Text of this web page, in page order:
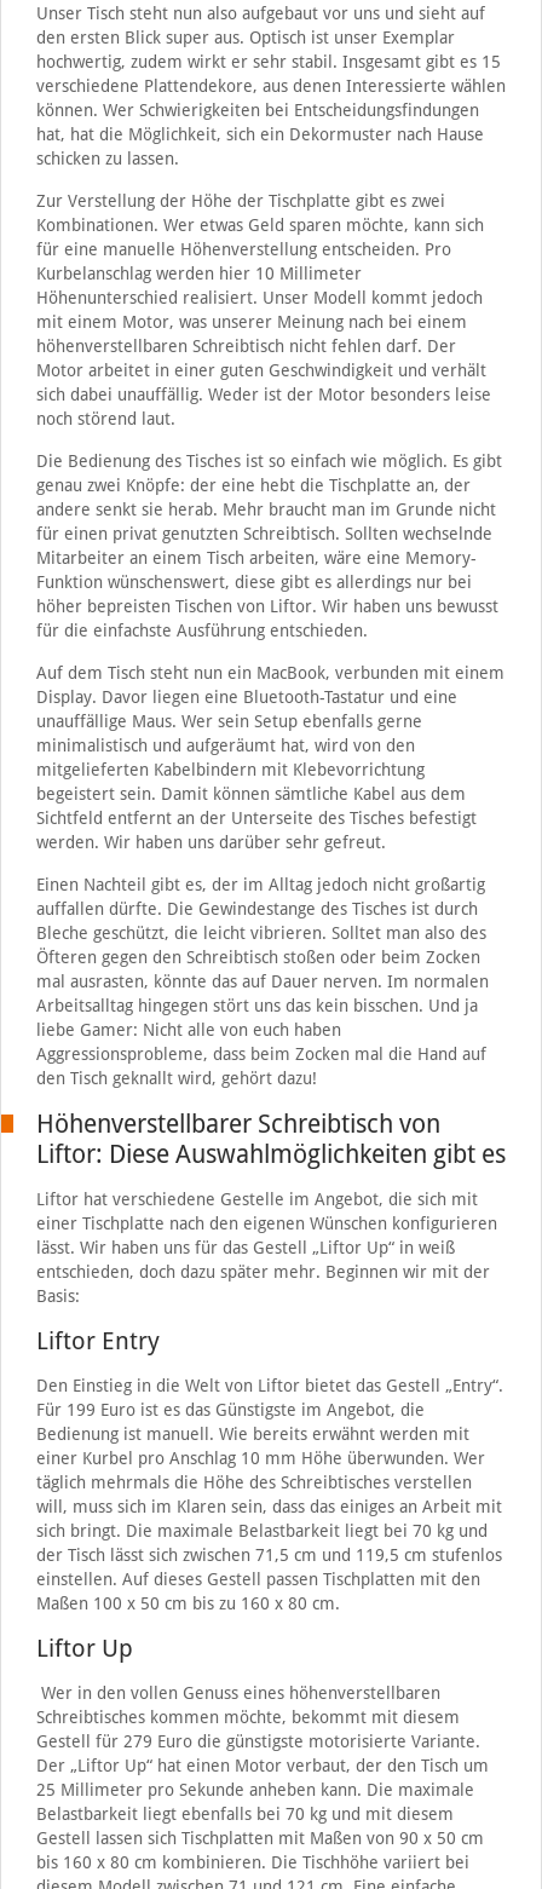
Unser Tisch steht nun also aufgebaut vor uns und sieht auf
den ersten Blick super aus. Optisch ist unser Exemplar
hochwertig, zudem wirkt er sehr stabil. Insgesamt gibt es 15
verschiedene Plattendekore, aus denen Interessierte wählen
können. Wer Schwierigkeiten bei Entscheidungsfindungen
hat, hat die Möglichkeit, sich ein Dekormuster nach Hause
schicken zu lassen.
Zur Verstellung der Höhe der Tischplatte gibt es zwei
Kombinationen. Wer etwas Geld sparen möchte, kann sich
für eine manuelle Höhenverstellung entscheiden. Pro
Kurbelanschlag werden hier 10 Millimeter
Höhenunterschied realisiert. Unser Modell kommt jedoch
mit einem Motor, was unserer Meinung nach bei einem
höhenverstellbaren Schreibtisch nicht fehlen darf. Der
Motor arbeitet in einer guten Geschwindigkeit und verhält
sich dabei unauffällig. Weder ist der Motor besonders leise
noch störend laut.
Die Bedienung des Tisches ist so einfach wie möglich. Es gibt
genau zwei Knöpfe: der eine hebt die Tischplatte an, der
andere senkt sie herab. Mehr braucht man im Grunde nicht
für einen privat genutzten Schreibtisch. Sollten wechselnde
Mitarbeiter an einem Tisch arbeiten, wäre eine Memory-
Funktion wünschenswert, diese gibt es allerdings nur bei
höher bepreisten Tischen von Liftor. Wir haben uns bewusst
für die einfachste Ausführung entschieden.
Auf dem Tisch steht nun ein MacBook, verbunden mit einem
Display. Davor liegen eine Bluetooth-Tastatur und eine
unauffällige Maus. Wer sein Setup ebenfalls gerne
minimalistisch und aufgeräumt hat, wird von den
mitgelieferten Kabelbindern mit Klebevorrichtung
begeistert sein. Damit können sämtliche Kabel aus dem
Sichtfeld entfernt an der Unterseite des Tisches befestigt
werden. Wir haben uns darüber sehr gefreut.
Einen Nachteil gibt es, der im Alltag jedoch nicht großartig
auffallen dürfte. Die Gewindestange des Tisches ist durch
Bleche geschützt, die leicht vibrieren. Solltet man also des
Öfteren gegen den Schreibtisch stoßen oder beim Zocken
mal ausrasten, könnte das auf Dauer nerven. Im normalen
Arbeitsalltag hingegen stört uns das kein bisschen. Und ja
liebe Gamer: Nicht alle von euch haben
Aggressionsprobleme, dass beim Zocken mal die Hand auf
den Tisch geknallt wird, gehört dazu!
Höhenverstellbarer Schreibtisch von
Liftor: Diese Auswahlmöglichkeiten gibt es
Liftor hat verschiedene Gestelle im Angebot, die sich mit
einer Tischplatte nach den eigenen Wünschen konfigurieren
lässt. Wir haben uns für das Gestell „Liftor Up“ in weiß
entschieden, doch dazu später mehr. Beginnen wir mit der
Basis:
Liftor Entry
Den Einstieg in die Welt von Liftor bietet das Gestell „Entry“.
Für 199 Euro ist es das Günstigste im Angebot, die
Bedienung ist manuell. Wie bereits erwähnt werden mit
einer Kurbel pro Anschlag 10 mm Höhe überwunden. Wer
täglich mehrmals die Höhe des Schreibtisches verstellen
will, muss sich im Klaren sein, dass das einiges an Arbeit mit
sich bringt. Die maximale Belastbarkeit liegt bei 70 kg und
der Tisch lässt sich zwischen 71,5 cm und 119,5 cm stufenlos
einstellen. Auf dieses Gestell passen Tischplatten mit den
Maßen 100 x 50 cm bis zu 160 x 80 cm.
Liftor Up
Wer in den vollen Genuss eines höhenverstellbaren
Schreibtisches kommen möchte, bekommt mit diesem
Gestell für 279 Euro die günstigste motorisierte Variante.
Der „Liftor Up“ hat einen Motor verbaut, der den Tisch um
25 Millimeter pro Sekunde anheben kann. Die maximale
Belastbarkeit liegt ebenfalls bei 70 kg und mit diesem
Gestell lassen sich Tischplatten mit Maßen von 90 x 50 cm
bis 160 x 80 cm kombinieren. Die Tischhöhe variiert bei